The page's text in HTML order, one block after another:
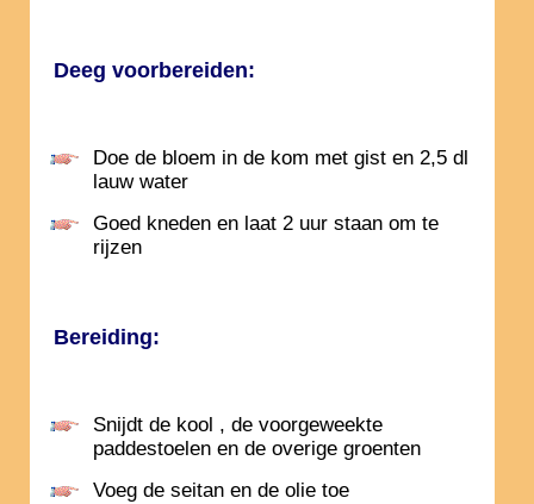
Deeg voorbereiden:
Doe de bloem in de kom met gist en 2,5 dl
lauw water
Goed kneden en laat 2 uur staan om te
rijzen
Bereiding:
Snijdt de kool , de voorgeweekte
paddestoelen en de overige groenten
Voeg de seitan en de olie toe